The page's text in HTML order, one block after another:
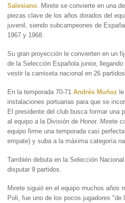
Salesiano . Mirete se convierte en una
piezas clave de los años dorados del
juvenil, siendo subcampeones de
1967 y 1968.
Su gran proyección le convierten en un
de la Selección Española junior, llegando
vestir la camiseta nacional en 26 partidos.
En la temporada 70-71 Andrés Muñoz
instalaciones portuarias para que se
El presidente del club busca formar una
al equipo a la División de Honor. Mirete
equipo firme una temporada casi
empate) y suba a la máxima categoría
También debuta en la Selección
disputar 9 partidos.
Mirete siguió en el equipo muchos años
Poli, fue uno de los pocos jugadores "de